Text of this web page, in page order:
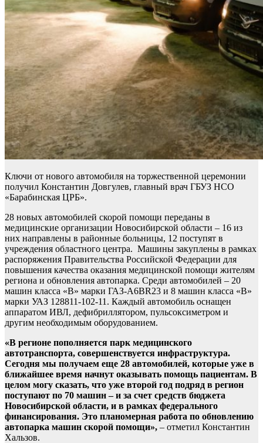
Ключи от нового автомобиля на торжественной церемонии
получил Константин Довгулев, главный врач ГБУЗ НСО
«Барабинская ЦРБ».
28 новых автомобилей скорой помощи переданы в
медицинские организации Новосибирской области – 16 из
них направлены в районные больницы, 12 поступят в
учреждения областного центра. Машины закуплены в рамках
распоряжения Правительства Российской Федерации для
повышения качества оказания медицинской помощи жителям
региона и обновления автопарка. Среди автомобилей – 20
машин класса «В» марки ГАЗ-А6ВR23 и 8 машин класса «В»
марки УАЗ 128811-102-11. Каждый автомобиль оснащен
аппаратом ИВЛ, дефибриллятором, пульсоксиметром и
другим необходимым оборудованием.
«В регионе пополняется парк медицинского
автотранспорта, совершенствуется инфраструктура.
Сегодня мы получаем еще 28 автомобилей, которые уже в
ближайшее время начнут оказывать помощь пациентам. В
целом могу сказать, что уже второй год подряд в регион
поступают по 70 машин – и за счет средств бюджета
Новосибирской области, и в рамках федерального
финансирования. Это планомерная работа по обновлению
автопарка машин скорой помощи», – отметил Константин
Хальзов.